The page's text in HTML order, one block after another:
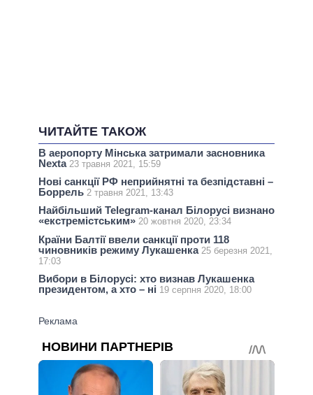
ЧИТАЙТЕ ТАКОЖ
В аеропорту Мінська затримали засновника
Nexta 23 травня 2021, 15:59
Нові санкції РФ неприйнятні та безпідставні –
Боррель 2 травня 2021, 13:43
Найбільший Telegram-канал Білорусі визнано
«екстремістським» 20 жовтня 2020, 23:34
Країни Балтії ввели санкції проти 118
чиновників режиму Лукашенка 25 березня 2021,
17:03
Вибори в Білорусі: хто визнав Лукашенка
президентом, а хто – ні 19 серпня 2020, 18:00